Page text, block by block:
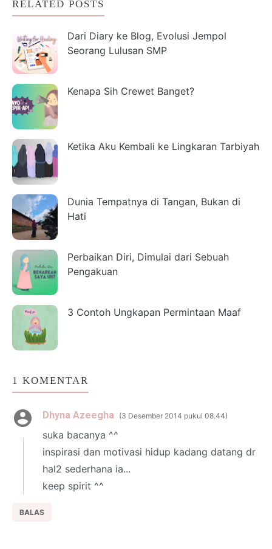
RELATED POSTS
Dari Diary ke Blog, Evolusi Jempol
Seorang Lulusan SMP
Kenapa Sih Crewet Banget?
Ketika Aku Kembali ke Lingkaran Tarbiyah
Dunia Tempatnya di Tangan, Bukan di
Hati
Perbaikan Diri, Dimulai dari Sebuah
Pengakuan
3 Contoh Ungkapan Permintaan Maaf
1 KOMENTAR
Dhyna Azeegha 3 Desember 2014 pukul 08.44
suka bacanya ^^
inspirasi dan motivasi hidup kadang datang dr
hal2 sederhana ia...
keep spirit ^^
BALAS